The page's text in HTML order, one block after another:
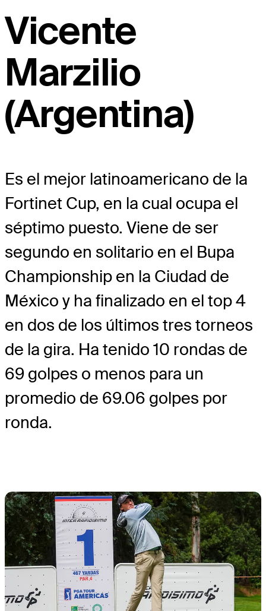
Vicente
Marzilio
(Argentina)
Es el mejor latinoamericano de la
Fortinet Cup, en la cual ocupa el
séptimo puesto. Viene de ser
segundo en solitario en el Bupa
Championship en la Ciudad de
México y ha finalizado en el top 4
en dos de los últimos tres torneos
de la gira. Ha tenido 10 rondas de
69 golpes o menos para un
promedio de 69.06 golpes por
ronda.